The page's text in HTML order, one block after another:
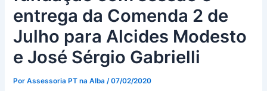
entrega da Comenda 2 de
Julho para Alcides Modesto
e José Sérgio Gabrielli
PorAssessoria PT na Alba/07/02/2020